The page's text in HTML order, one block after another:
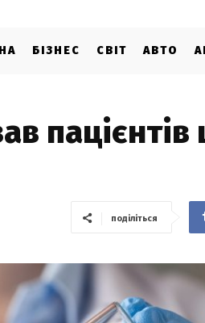
БІЗНЕС СВІТ АВТО
поділіться